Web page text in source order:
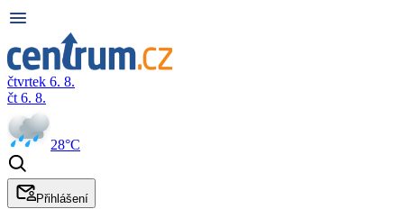
čtvrtek 6. 8.
čt 6. 8.
28°C
Přihlášení